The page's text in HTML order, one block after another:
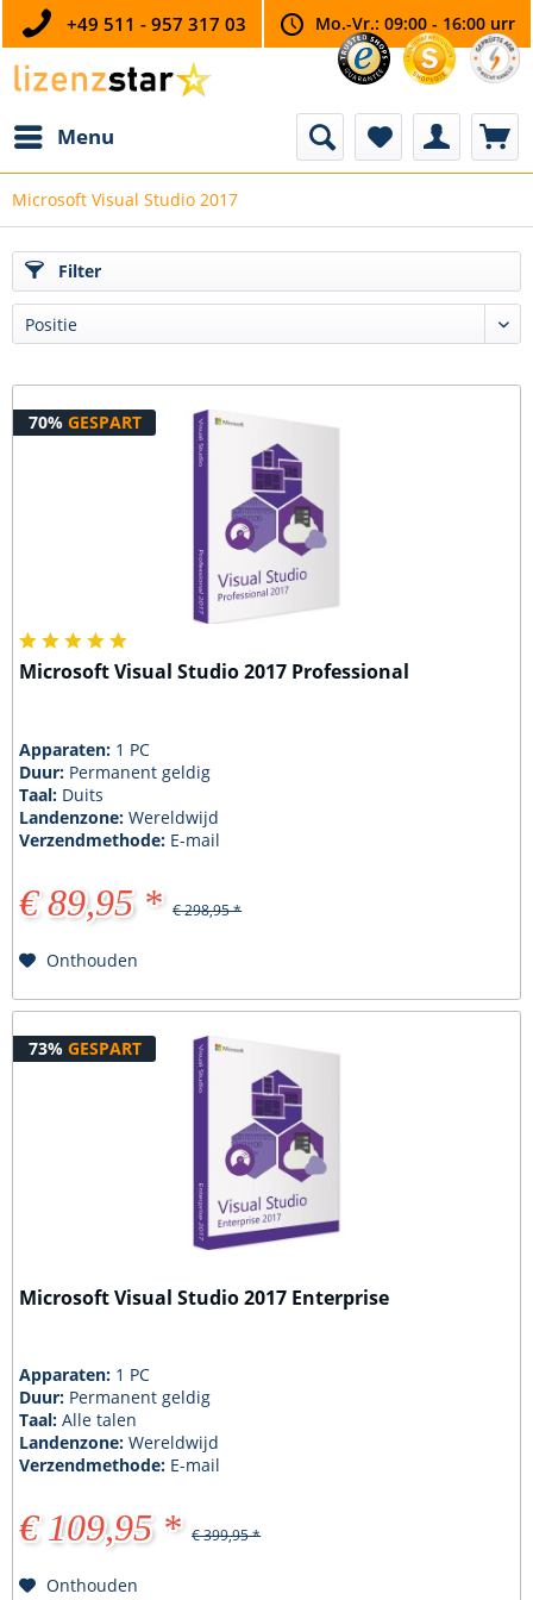
+49 511 - 957 317 03 Mo.-Vr.: 09:00 - 16:00 urr
Menu
Microsoft Visual Studio 2017
Filter
70% GESPART
Microsoft Visual Studio 2017 Professional
Apparaten: 1 PC
Duur: Permanent geldig
Taal: Duits
Landenzone:Wereldwijd
Verzendmethode: E-mail
€ 89,95 * € 298,95 *
Onthouden
73% GESPART
Microsoft Visual Studio 2017 Enterprise
Apparaten: 1 PC
Duur: Permanent geldig
Taal:Alle talen
Landenzone:Wereldwijd
Verzendmethode: E-mail
€ 109,95 * € 399,95 *
Onthouden